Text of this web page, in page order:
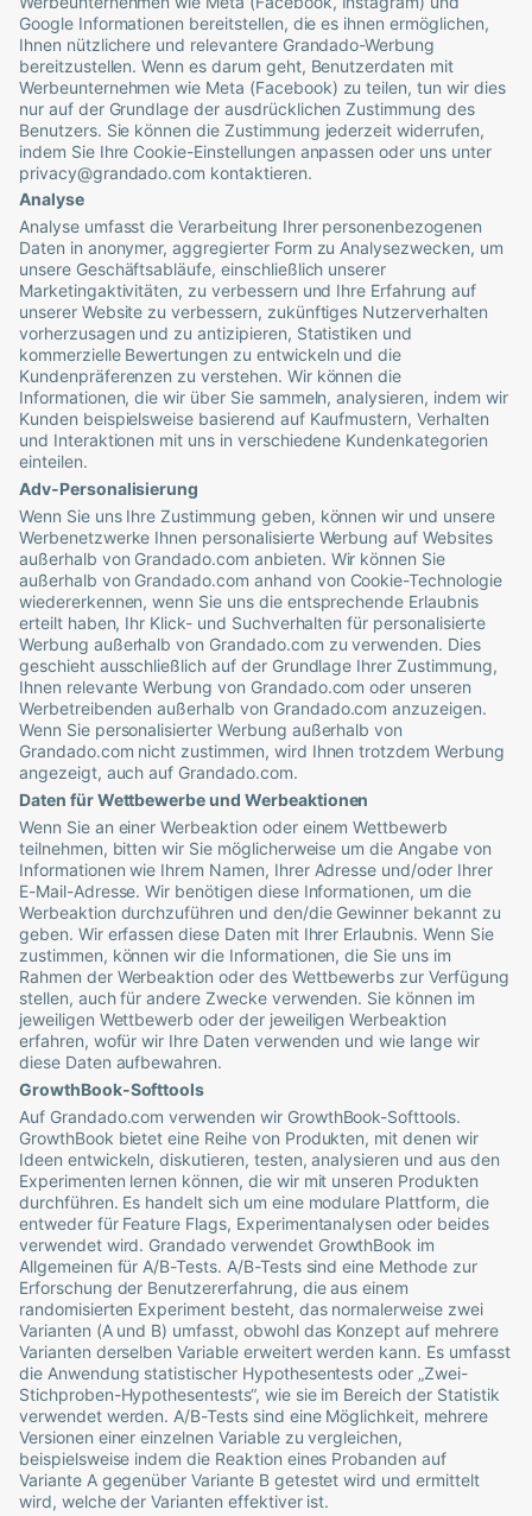
Google Informationen bereitstellen, die es ihnen ermöglichen,
Ihnen nützlichere und relevantere Grandado-Werbung
bereitzustellen. Wenn es darum geht, Benutzerdaten mit
Werbeunternehmen wie Meta (Facebook) zu teilen, tun wir dies
nur auf der Grundlage der ausdrücklichen Zustimmung des
Benutzers. Sie können die Zustimmung jederzeit widerrufen,
indem Sie Ihre Cookie-Einstellungen anpassen oder uns unter
privacy@grandado.com kontaktieren.
Analyse
Analyse umfasst die Verarbeitung Ihrer personenbezogenen
Daten in anonymer, aggregierter Form zu Analysezwecken, um
unsere Geschäftsabläufe, einschließlich unserer
Marketingaktivitäten, zu verbessern und Ihre Erfahrung auf
unserer Website zu verbessern, zukünftiges Nutzerverhalten
vorherzusagen und zu antizipieren, Statistiken und
kommerzielle Bewertungen zu entwickeln und die
Kundenpräferenzen zu verstehen. Wir können die
Informationen, die wir über Sie sammeln, analysieren, indem wir
Kunden beispielsweise basierend auf Kaufmustern, Verhalten
und Interaktionen mit uns in verschiedene Kundenkategorien
einteilen.
Adv-Personalisierung
Wenn Sie uns Ihre Zustimmung geben, können wir und unsere
Werbenetzwerke Ihnen personalisierte Werbung auf Websites
außerhalb von Grandado.com anbieten. Wir können Sie
außerhalb von Grandado.com anhand von Cookie-Technologie
wiedererkennen, wenn Sie uns die entsprechende Erlaubnis
erteilt haben, Ihr Klick- und Suchverhalten für personalisierte
Werbung außerhalb von Grandado.com zu verwenden. Dies
geschieht ausschließlich auf der Grundlage Ihrer Zustimmung,
Ihnen relevante Werbung von Grandado.com oder unseren
Werbetreibenden außerhalb von Grandado.com anzuzeigen.
Wenn Sie personalisierter Werbung außerhalb von
Grandado.com nicht zustimmen, wird Ihnen trotzdem Werbung
angezeigt, auch auf Grandado.com.
Daten für Wettbewerbe und Werbeaktionen
Wenn Sie an einer Werbeaktion oder einem Wettbewerb
teilnehmen, bitten wir Sie möglicherweise um die Angabe von
Informationen wie Ihrem Namen, Ihrer Adresse und/oder Ihrer
E-Mail-Adresse. Wir benötigen diese Informationen, um die
Werbeaktion durchzuführen und den/die Gewinner bekannt zu
geben. Wir erfassen diese Daten mit Ihrer Erlaubnis. Wenn Sie
zustimmen, können wir die Informationen, die Sie uns im
Rahmen der Werbeaktion oder des Wettbewerbs zur Verfügung
stellen, auch für andere Zwecke verwenden. Sie können im
jeweiligen Wettbewerb oder der jeweiligen Werbeaktion
erfahren, wofür wir Ihre Daten verwenden und wie lange wir
diese Daten aufbewahren.
GrowthBook-Softtools
Auf Grandado.com verwenden wir GrowthBook-Softtools.
GrowthBook bietet eine Reihe von Produkten, mit denen wir
Ideen entwickeln, diskutieren, testen, analysieren und aus den
Experimenten lernen können, die wir mit unseren Produkten
durchführen. Es handelt sich um eine modulare Plattform, die
entweder für Feature Flags, Experimentanalysen oder beides
verwendet wird. Grandado verwendet GrowthBook im
Allgemeinen für A/B-Tests. A/B-Tests sind eine Methode zur
Erforschung der Benutzererfahrung, die aus einem
randomisierten Experiment besteht, das normalerweise zwei
Varianten (A und B) umfasst, obwohl das Konzept auf mehrere
Varianten derselben Variable erweitert werden kann. Es umfasst
die Anwendung statistischer Hypothesentests oder „Zwei-
Stichproben-Hypothesentests“, wie sie im Bereich der Statistik
verwendet werden. A/B-Tests sind eine Möglichkeit, mehrere
Versionen einer einzelnen Variable zu vergleichen,
beispielsweise indem die Reaktion eines Probanden auf
Variante A gegenüber Variante B getestet wird und ermittelt
wird, welche der Varianten effektiver ist.